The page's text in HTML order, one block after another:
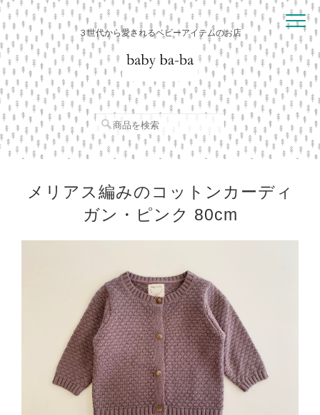
３世代から愛されるベビーアイテムのお店
メリアス編みのコットンカーディ
ガン・ピンク 80cm